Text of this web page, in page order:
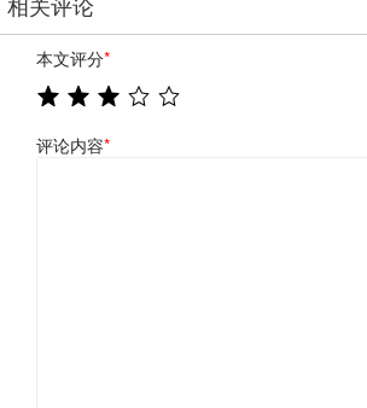
本文评分*
评论内容*